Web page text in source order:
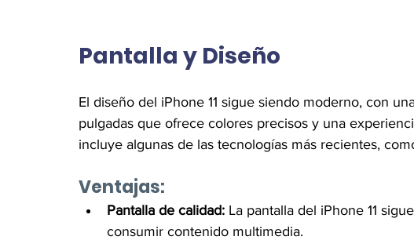
Pantalla y Diseño
El diseño del iPhone 11 sigue siendo moderno, con
pulgadas que ofrece colores precisos y una
incluye algunas de las tecnologías más recientes,
Ventajas:
Pantalla de calidad: La pantalla del iPhone 11
consumir contenido multimedia.